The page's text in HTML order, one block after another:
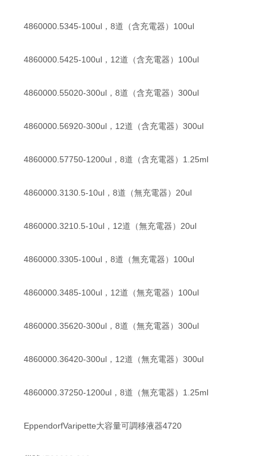
4860000.5345-100ul，8道（含充電器）100ul
4860000.5425-100ul，12道（含充電器）100ul
4860000.55020-300ul，8道（含充電器）300ul
4860000.56920-300ul，12道（含充電器）300ul
4860000.57750-1200ul，8道（含充電器）1.25ml
4860000.3130.5-10ul，8道（無充電器）20ul
4860000.3210.5-10ul，12道（無充電器）20ul
4860000.3305-100ul，8道（無充電器）100ul
4860000.3485-100ul，12道（無充電器）100ul
4860000.35620-300ul，8道（無充電器）300ul
4860000.36420-300ul，12道（無充電器）300ul
4860000.37250-1200ul，8道（無充電器）1.25ml
EppendorfVaripette大容量可調移液器4720